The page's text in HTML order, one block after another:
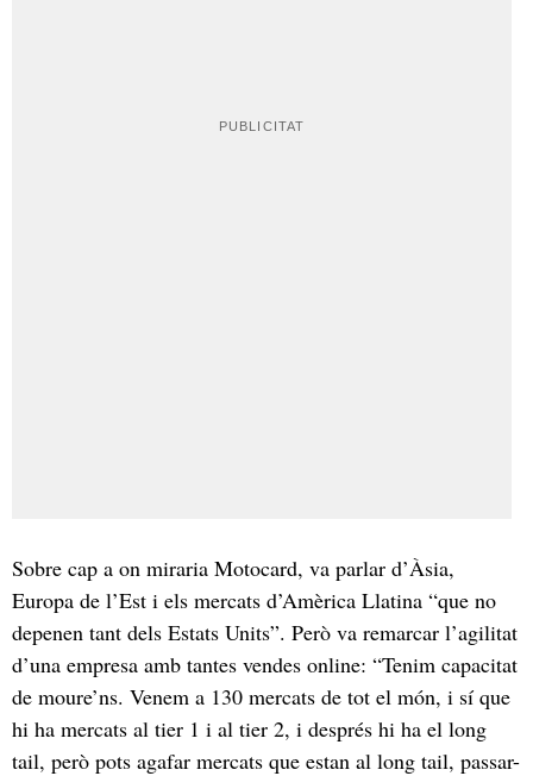
Sobre cap a on miraria Motocard, va parlar d’Àsia,
Europa de l’Est i els mercats d’Amèrica Llatina “que no
depenen tant dels Estats Units”. Però va remarcar l’agilitat
d’una empresa amb tantes vendes online: “Tenim capacitat
de moure’ns. Venem a 130 mercats de tot el món, i sí que
hi ha mercats al tier 1 i al tier 2, i després hi ha el long
tail, però pots agafar mercats que estan al long tail, passar-